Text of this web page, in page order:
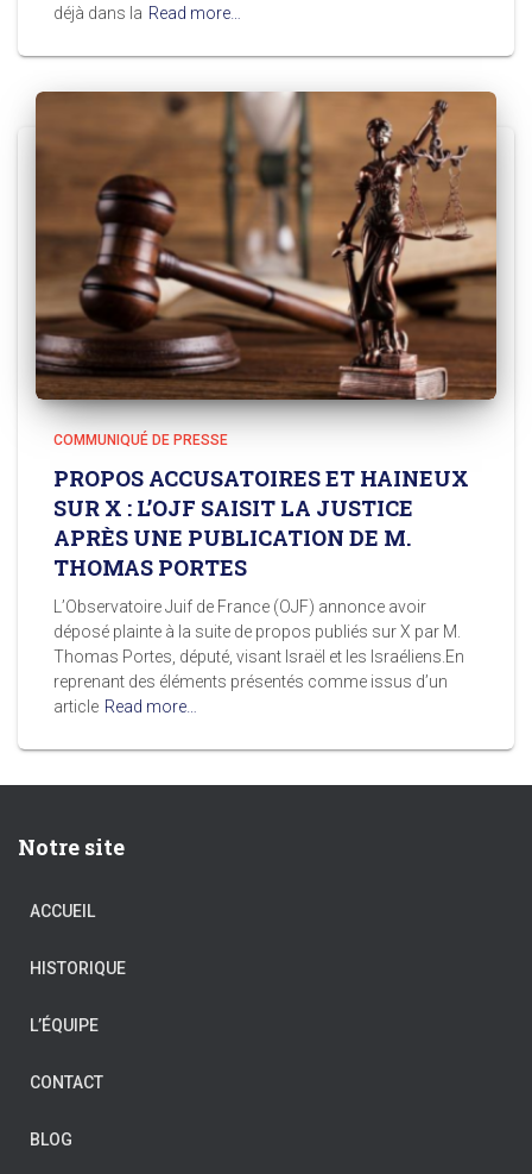
déjà dans la Read more…
COMMUNIQUÉ DE PRESSE
PROPOS ACCUSATOIRES ET HAINEUX
SUR X : L’OJF SAISIT LA JUSTICE
APRÈS UNE PUBLICATION DE M.
THOMAS PORTES
L’Observatoire Juif de France (OJF) annonce avoir
déposé plainte à la suite de propos publiés sur X par M.
Thomas Portes, député, visant Israël et les Israéliens.En
reprenant des éléments présentés comme issus d’un
article Read more…
Notre site
ACCUEIL
HISTORIQUE
L’ÉQUIPE
CONTACT
BLOG